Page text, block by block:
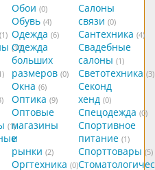
(1)
(10)
(1)
Обои (0)
Обувь (4)
Одежда (6)
Одежда
больших
размеров (0)
Окна (6)
Оптика (9)
Оптовые
магазины
и
рынки (2)
Оргтехника (0)
Салоны
связи (0)
Сантехника (4)
Свадебные
салоны (1)
Светотехника (3)
Секонд
хенд (0)
Спецодежда (0)
Спортивное
питание (1)
Спорттовары (5)